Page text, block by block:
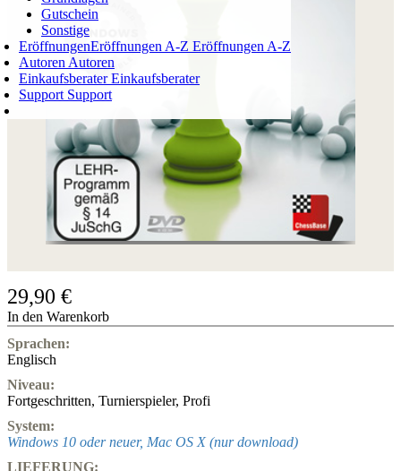
Gutschein
Sonstige
EröffnungenEröffnungen A-Z Eröffnungen A-Z
Autoren Autoren
EinkaufsberaterEinkaufsberater
Support Support
Login
WARENKORB
0ARTIKEL
0,00 €
✔
29,90 €
In den Warenkorb
Sprachen:
Englisch
Niveau:
Fortgeschritten, Turnierspieler, Profi
System:
Windows 10 oder neuer, Mac OS X (nur download)
LIEFERUNG: